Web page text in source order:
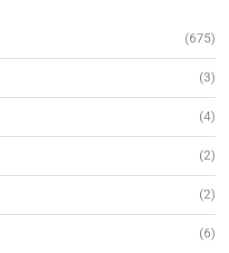
(675)
(3)
(4)
(2)
(2)
(6)